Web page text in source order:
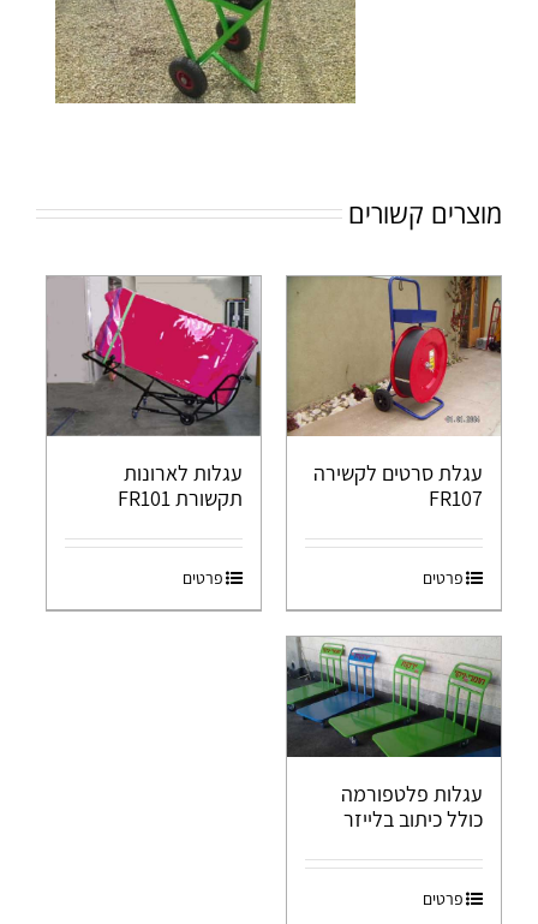
מוצרים קשורים
עגלת סרטים לקשירה
FR107
פרטים
עגלות לארונות
תקשורת FR101
פרטים
עגלות פלטפורמה
כולל כיתוב בלייזר
פרטים